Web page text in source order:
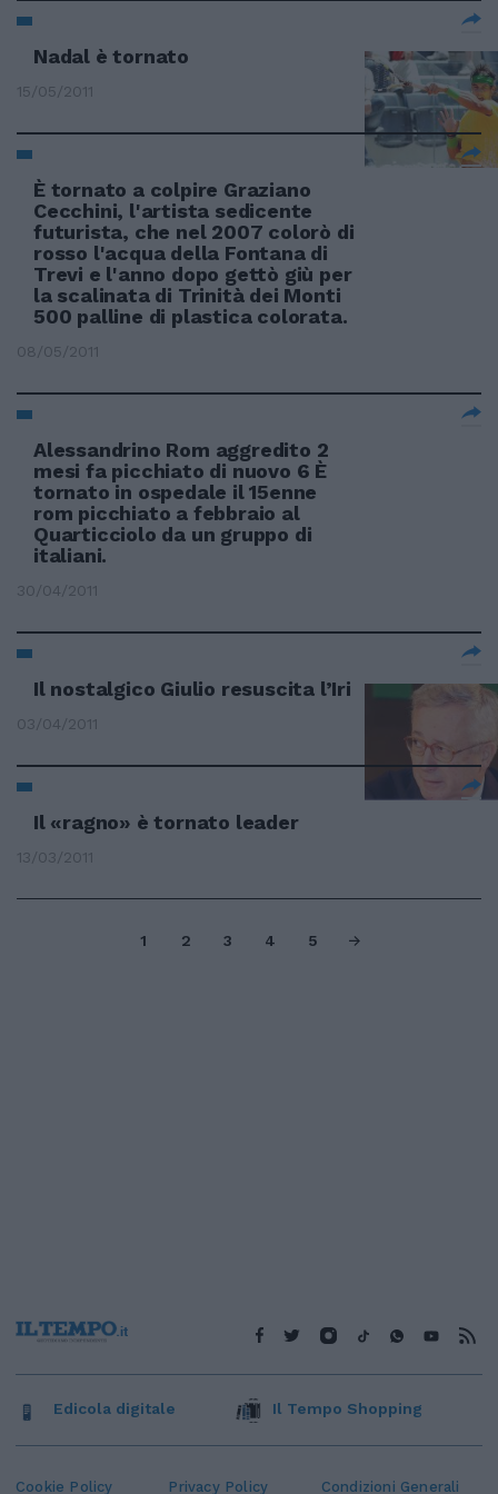
Nadal è tornato
15/05/2011
È tornato a colpire Graziano
Cecchini, l'artista sedicente
futurista, che nel 2007 colorò di
rosso l'acqua della Fontana di
Trevi e l'anno dopo gettò giù per
la scalinata di Trinità dei Monti
500 palline di plastica colorata.
08/05/2011
Alessandrino Rom aggredito 2
mesi fa picchiato di nuovo 6 È
tornato in ospedale il 15enne
rom picchiato a febbraio al
Quarticciolo da un gruppo di
italiani.
30/04/2011
Il nostalgico Giulio resuscita l’Iri
03/04/2011
Il «ragno» è tornato leader
13/03/2011
1 2 3 4 5
Cookie Policy Privacy Policy Condizioni Generali
Edicola digitale Il Tempo Shopping